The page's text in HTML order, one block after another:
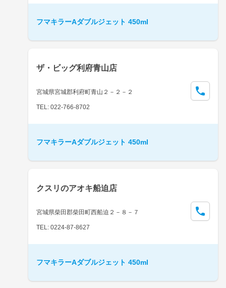
フマキラーAダブルジェット 450ml
ザ・ビッグ利府青山店
宮城県宮城郡利府町青山２－２－２
TEL: 022-766-8702
フマキラーAダブルジェット 450ml
クスリのアオキ船迫店
宮城県柴田郡柴田町西船迫２－８－７
TEL: 0224-87-8627
フマキラーAダブルジェット 450ml